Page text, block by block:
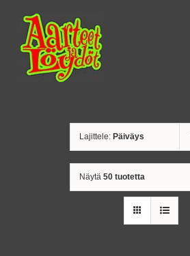
content
Lajittele: Päiväys
Näytä 50 tuotetta